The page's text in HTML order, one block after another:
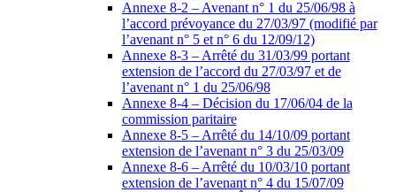
Annexe 8-2 – Avenant n° 1 du 25/06/98 à
l’accord prévoyance du 27/03/97 (modifié par
l’avenant n° 5 et n° 6 du 12/09/12)
Annexe 8-3 – Arrêté du 31/03/99 portant
extension de l’accord du 27/03/97 et de
l’avenant n° 1 du 25/06/98
Annexe 8-4 – Décision du 17/06/04 de la
commission paritaire
Annexe 8-5 – Arrêté du 14/10/09 portant
extension de l’avenant n° 3 du 25/03/09
Annexe 8-6 – Arrêté du 10/03/10 portant
extension de l’avenant n° 4 du 15/07/09